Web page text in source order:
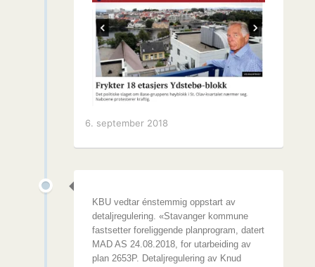
6. september 2018
KBU vedtar énstemmig oppstart av
detaljregulering. «Stavanger kommune
fastsetter foreliggende planprogram, datert
MAD AS 24.08.2018, for utarbeiding av
plan 2653P. Detaljregulering av Knud